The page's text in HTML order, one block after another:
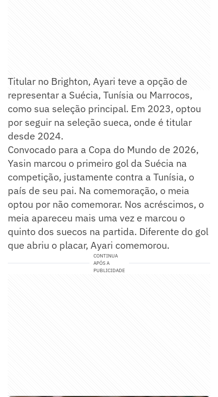
Titular no Brighton, Ayari teve a opção de
representar a Suécia, Tunísia ou Marrocos,
como sua seleção principal. Em 2023, optou
por seguir na seleção sueca, onde é titular
desde 2024.
Convocado para a Copa do Mundo de 2026,
Yasin marcou o primeiro gol da Suécia na
competição, justamente contra a Tunísia, o
país de seu pai. Na comemoração, o meia
optou por não comemorar. Nos acréscimos, o
meia apareceu mais uma vez e marcou o
quinto dos suecos na partida. Diferente do gol
que abriu o placar, Ayari comemorou.
CONTINUA
APÓS A
PUBLICIDADE